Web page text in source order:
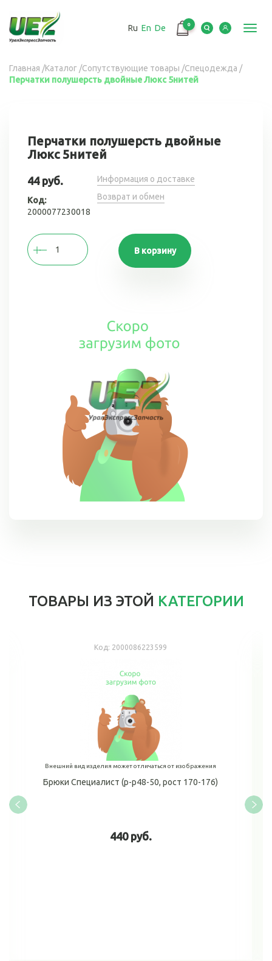
основному
содержанию
Ru En De 0
Вы
здесь
Главная /Каталог /Сопутствующие товары /Спецодежда /
Перчатки полушерсть двойные Люкс 5нитей
Перчатки полушерсть двойные
Люкс 5нитей
44 руб.
Код:
2000077230018
Информация о доставке
Возврат и обмен
В корзину
ТОВАРЫ ИЗ ЭТОЙ КАТЕГОРИИ
Код: 2000086223599
Внешний вид изделия может отличаться от изображения
Брюки Специалист (р-р48-50, рост 170-176)
440 руб.